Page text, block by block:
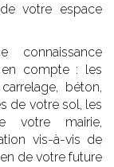
votre espace
connaissance
compte : les
béton,
de votre sol, les
votre mairie,
vis-à-vis de
de votre future